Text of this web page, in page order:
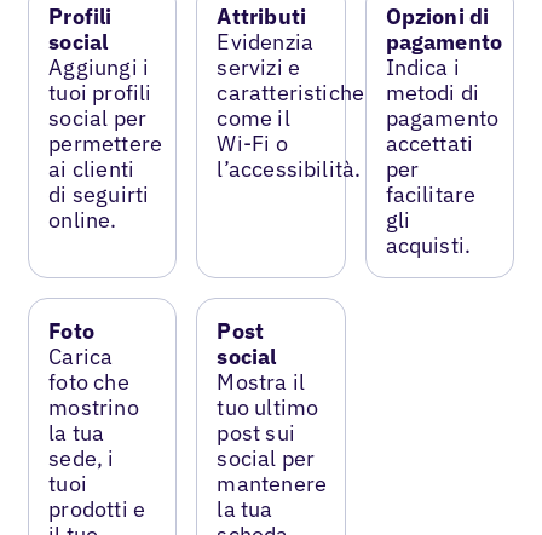
Profili
social
Aggiungi i
tuoi profili
social per
permettere
ai clienti
di seguirti
online.
Attributi
Evidenzia
servizi e
caratteristiche
come il
Wi-Fi o
l’accessibilità.
Opzioni di
pagamento
Indica i
metodi di
pagamento
accettati
per
facilitare
gli
acquisti.
Foto
Carica
foto che
mostrino
la tua
sede, i
tuoi
prodotti e
Post
social
Mostra il
tuo ultimo
post sui
social per
mantenere
la tua